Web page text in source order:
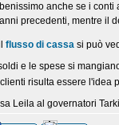
anche se i
precedenti, mentre il
flusso di cassa si può
e le spese si
risulta essere l'idea
Leila al governatori